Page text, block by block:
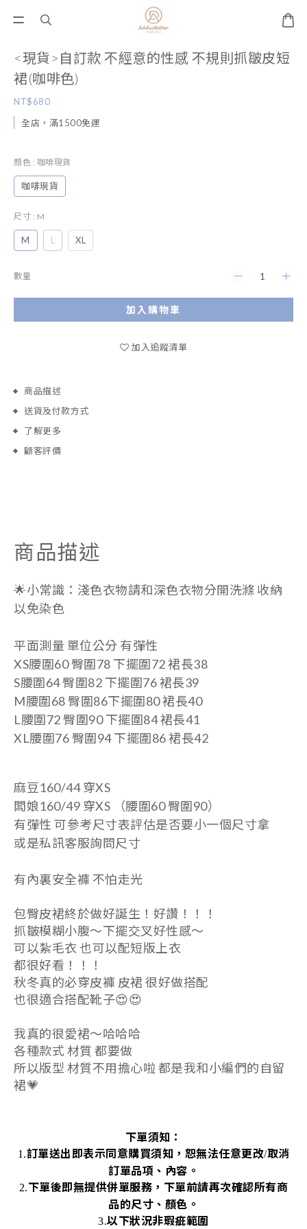
<現貨>自訂款 不經意的性感 不規則抓皺皮短
裙(咖啡色)
NT$680
全店，滿1500免運
顏色 : 咖啡現貨
咖啡現貨
尺寸 : M
M L XL
數量
加入購物車
加入追蹤清單
商品描述
送貨及付款方式
了解更多
顧客評價
商品描述
🌟小常識：淺色衣物請和深色衣物分開洗滌 收納
以免染色
平面測量 單位公分 有彈性
XS腰圍60 臀圍78 下擺圍72 裙長38
S腰圍64 臀圍82 下擺圍76 裙長39
M腰圍68 臀圍86下擺圍80 裙長40
L腰圍72 臀圍90 下擺圍84 裙長41
XL腰圍76 臀圍94 下擺圍86 裙長42
麻豆160/44 穿XS
闆娘160/49 穿XS （腰圍60 臀圍90）
有彈性 可參考尺寸表評估是否要小一個尺寸拿
或是私訊客服詢問尺寸
有內裏安全褲 不怕走光
包臀皮裙終於做好誕生！好讚！！！
抓皺模糊小腹～下擺交叉好性感～
可以紮毛衣 也可以配短版上衣
都很好看！！！
秋冬真的必穿皮褲 皮裙 很好做搭配
也很適合搭配靴子😍😍
我真的很愛裙～哈哈哈
各種款式 材質 都要做
所以版型 材質不用擔心啦 都是我和小編們的自留
裙💗
下單須知：
1.訂單送出即表示同意購買須知，恕無法任意更改/取消
訂單品項、內容。
2.下單後即無提供併單服務，下單前請再次確認所有商
品的尺寸、顏色。
3.以下狀況非瑕疵範圍